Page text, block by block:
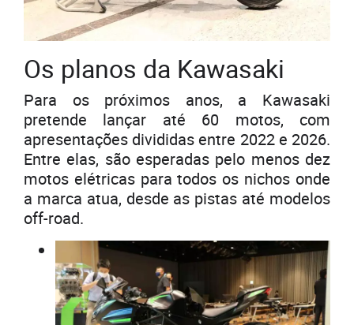
Os planos da Kawasaki
Para os próximos anos, a Kawasaki
pretende lançar até 60 motos, com
apresentações divididas entre 2022 e 2026.
Entre elas, são esperadas pelo menos dez
motos elétricas para todos os nichos onde
a marca atua, desde as pistas até modelos
off-road.